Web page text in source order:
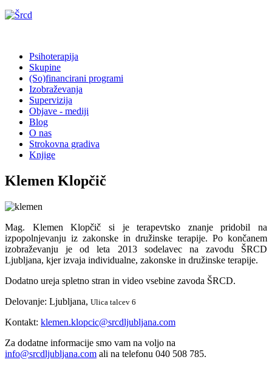
Psihoterapija
Skupine
(So)financirani programi
Izobraževanja
Supervizija
Objave - mediji
Blog
O nas
Strokovna gradiva
Knjige
Klemen Klopčič
Mag. Klemen Klopčič si je terapevtsko znanje pridobil na
izpopolnjevanju iz zakonske in družinske terapije. Po končanem
izobraževanju je od leta 2013 sodelavec na zavodu ŠRCD
Ljubljana, kjer izvaja individualne, zakonske in družinske terapije.
Dodatno ureja spletno stran in video vsebine zavoda ŠRCD.
Delovanje: Ljubljana, Ulica talcev 6
Kontakt: klemen.klopcic@srcdljubljana.com
Za dodatne informacije smo vam na voljo na
info@srcdljubljana.com ali na telefonu 040 508 785.